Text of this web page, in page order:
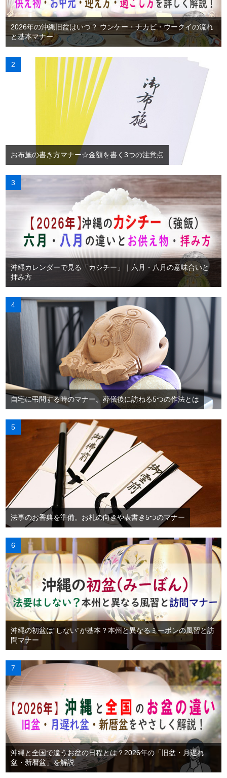
2026年の沖縄旧盆はいつ？ ウンケー・ナカビ・ウークイの流れ
と基本マナー
お布施の書き方マナー☆金額を書く3つの注意点
沖縄カレンダーで見る「カシチー」｜六月・八月の意味合いと
拝み方
自宅に弔問する時のマナー。葬儀後に訪ねる5つの作法とは
法事のお香典を準備。お札の向きや表書き5つのマナー
沖縄の初盆は“しない”が基本？本州と異なるミーボンの風習と訪
問マナー
沖縄と全国で違うお盆の日程とは？2026年の「旧盆・月遅れ
盆・新暦盆」を解説